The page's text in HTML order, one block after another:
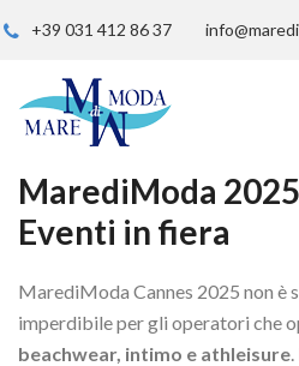
+39 031 412 86 37
MarediModa
Eventi in fiera
MarediModa Cannes 2025 non è
imperdibile per gli operatori che
beachwear, intimo e athleisure